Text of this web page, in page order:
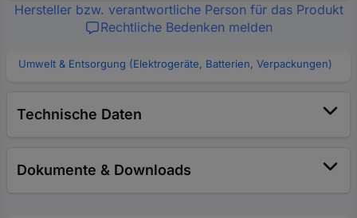
Hersteller bzw. verantwortliche Person für das Produkt
Rechtliche Bedenken melden
Umwelt & Entsorgung (Elektrogeräte, Batterien, Verpackungen)
Technische Daten
Dokumente & Downloads